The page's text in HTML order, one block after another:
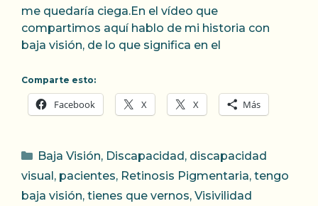
me quedaría ciega.En el vídeo que
compartimos aquí hablo de mi historia con
baja visión, de lo que significa en el
Comparte esto:
Facebook X X Más
Categorías
Baja Visión, Discapacidad , discapacidad
visual , pacientes, Retinosis Pigmentaria, tengo
baja visión, tienes que vernos, Visivilidad